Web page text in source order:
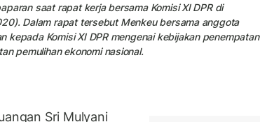
saat rapat kerja bersama Komisi XI DPR di
Dalam rapat tersebut Menkeu bersama anggota
kepada Komisi XI DPR mengenai kebijakan penempatan
pemulihan ekonomi nasional.
Sri Mulyani